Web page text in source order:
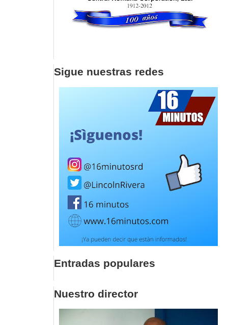
Sigue nuestras redes
Entradas populares
Nuestro director